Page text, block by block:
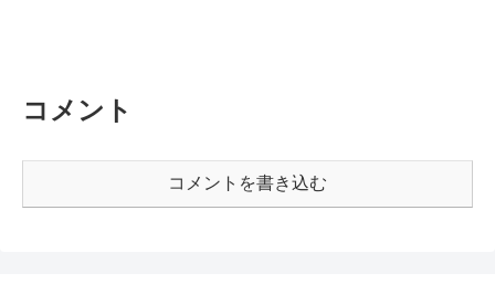
コメント
コメントを書き込む